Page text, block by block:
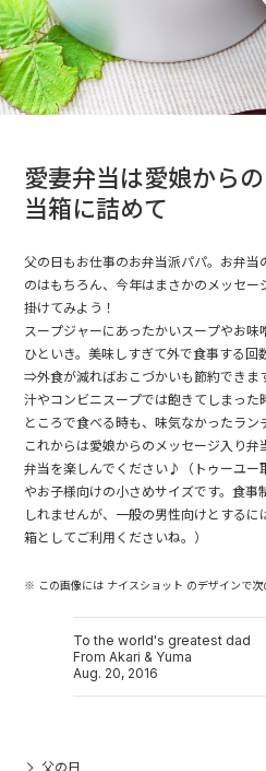
愛妻弁当は愛娘から
当箱に詰めて
父の日もお仕事のお弁当派パパ。お弁当
のはもちろん、今年はまさかのメッセ
掛けてみよう！
スープジャーにあったかいスープやお味
ひといき。美味しすぎて外で食事する回
⇒外食が減ればおこづかいも節約できま
汁やコンビニスープでは飽きてしまっ
ところで食べる時も、味気なかったラン
これからは愛娘からのメッセージ入り
弁当を楽しんでください♪（トゥーユー
やお子様向けの小さめサイズです。食事
しれませんが、一般の男性向けとする
箱としてご利用くださいね。）
※ この画像には ナイスショット のデザインで次
To the world's greatest dad
From Akari & Yuma
Aug. 20, 2016
父の日